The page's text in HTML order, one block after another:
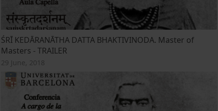
ŚRĪ KEDĀRANĀTHA DATTA BHAKTIVINODA. Master of
Masters - TRAILER
29 June, 2018